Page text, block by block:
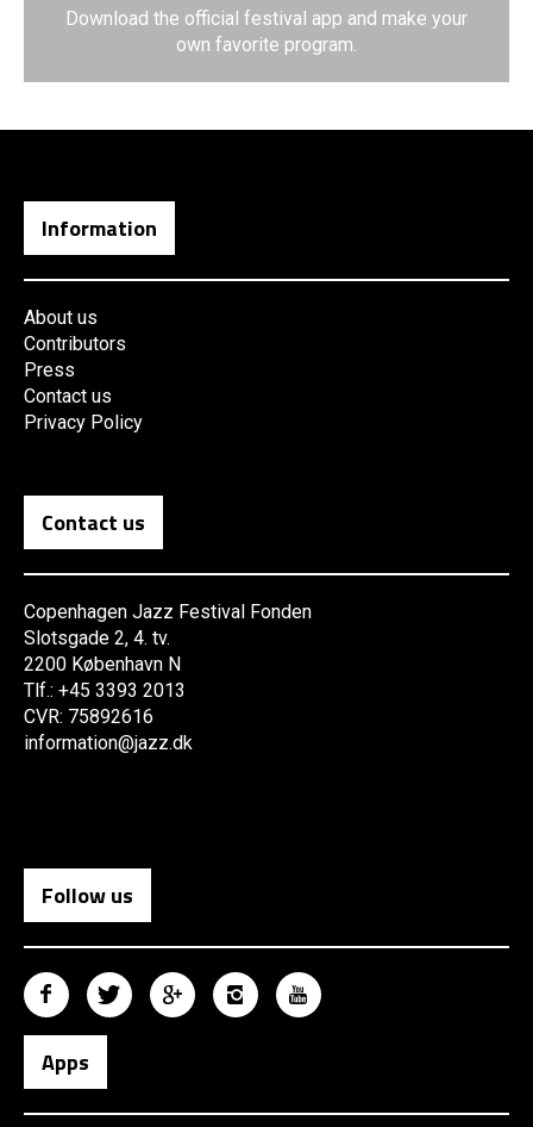
Download the official festival app and make your
own favorite program.
Information
About us
Contributors
Press
Contact us
Privacy Policy
Contact us
Copenhagen Jazz Festival Fonden
Slotsgade 2, 4. tv.
2200 København N
Tlf.: +45 3393 2013
CVR: 75892616
information@jazz.dk
Follow us
Apps